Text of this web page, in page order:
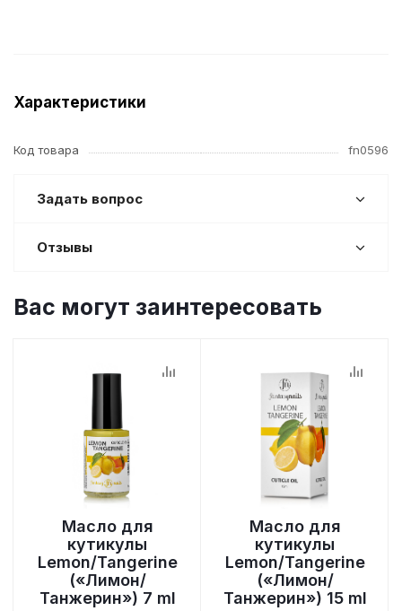
Характеристики
Код товара fn0596
Задать вопрос
Отзывы
Вас могут заинтересовать
Масло для
кутикулы
Lemon/Tangerine
(«Лимон/
Танжерин») 7 ml
Масло для
кутикулы
Lemon/Tangerine
(«Лимон/
Танжерин») 15 ml